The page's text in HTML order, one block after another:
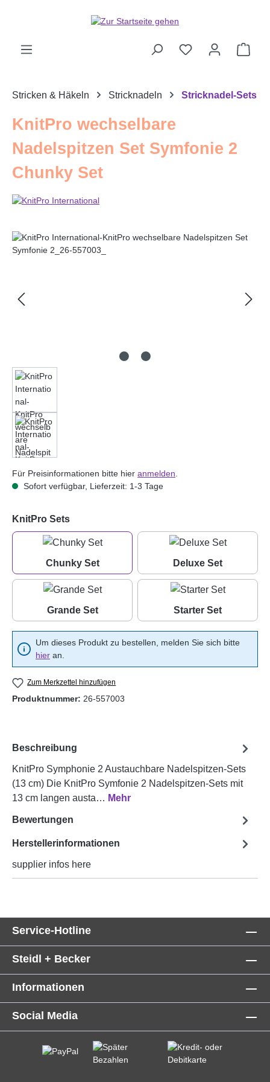
Stricken & Häkeln Stricknadeln Stricknadel-Sets
KnitPro wechselbare
Nadelspitzen Set Symfonie 2
Chunky Set
Bildergalerie überspringen
Für Preisinformationen bitte hier anmelden
Sofort verfügbar, Lieferzeit: 1-3 Tage
KnitPro Setsauswählen
Chunky Set
Chunky Set
Deluxe Set
Deluxe Set
Grande Set
Starter Set
Um dieses Produkt zu bestellen, melden Sie sich bitte
hier an.
Zum Merkzettel hinzufügen
Produktnummer: 26-557003
Beschreibung
KnitPro Symphonie 2 Austauchbare Nadelspitzen-Sets
(13 cm) Die KnitPro Symfonie 2 Nadelspitzen-Sets mit
13 cm langen austa… Mehr
Bewertungen
Herstellerinformationen
supplier infos here
Service-Hotline
Steidl + Becker
Informationen
Social Media